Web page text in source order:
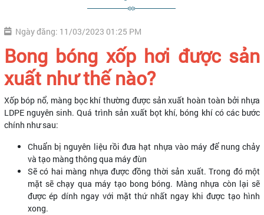
Ngày đăng: 11/03/2023 01:25 PM
Bong bóng xốp hơi được sản
xuất như thế nào?
Xốp bóp nổ, màng bọc khí thường được sản xuất hoàn toàn bởi nhựa
LDPE nguyên sinh. Quá trình sản xuất bọt khí, bóng khí có các bước
chính như sau:
Chuẩn bị nguyên liệu rồi đưa hạt nhựa vào máy để nung chảy
và tạo màng thông qua máy đùn
Sẽ có hai màng nhựa được đồng thời sản xuất. Trong đó một
mặt sẽ chạy qua máy tạo bong bóng. Màng nhựa còn lại sẽ
được ép dính ngay với mặt thứ nhất ngay khi được tạo hình
xong.